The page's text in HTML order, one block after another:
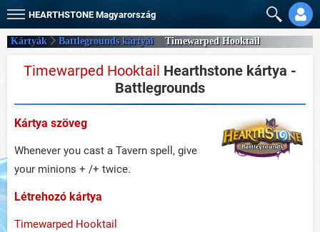
HEARTHSTONE Magyarország
Kártyák Battlegrounds kártyái Timewarped Hooktail
Timewarped Hooktail Hearthstone kártya -
Battlegrounds
Kártya szöveg
Whenever you cast a Tavern spell, give
your minions + /+ twice.
Létrehozó kártya
Timewarped Hooktail